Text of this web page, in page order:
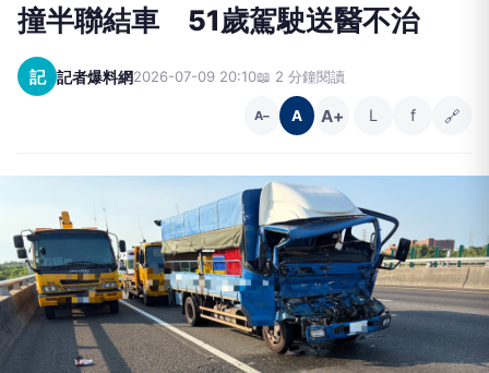
撞半聯結車 51歲駕駛送醫不治
記 記者爆料網2026-07-09 20:10📖 2 分鐘閱讀
A− A A+ L f 🔗